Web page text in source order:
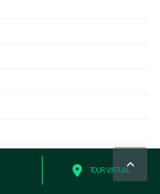
TOUR VIRTUAL